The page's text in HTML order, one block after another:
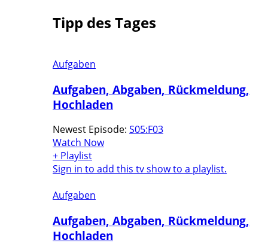
Tipp des Tages
Aufgaben
Aufgaben, Abgaben, Rückmeldung,
Hochladen
Newest Episode: S05:F03
Watch Now
+ Playlist
Sign in to add this tv show to a playlist.
Aufgaben
Aufgaben, Abgaben, Rückmeldung,
Hochladen